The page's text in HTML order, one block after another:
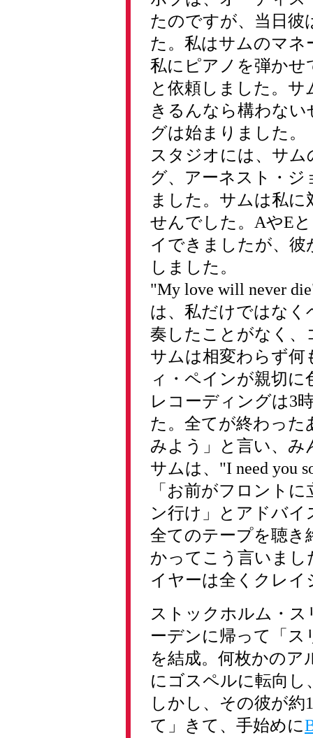
たのですが、当日
た。私はサムのマ
私にピアノを弾か
と依頼しました。
きるんなら構わな
グは始まりました。
スタジオには、サ
グ、アーネスト・
ました。サムは私
せんでした。AやE
イできましたが、彼
しました。
"My love will never
は、私だけではなく
奏したことがなく、
サムは相変わらず
ィ・ペインが親切
レコーディングは3
た。全てが終わった
みよう」と言い、
サムは、"I need you
「お前がフロント
ン行け」とアドバ
全てのテープを聴き
かってこう言いま
イヤーは全くクレイ
ストックホルム・
ーデンに帰って「
を結成。何枚かのア
にゴスペルに転向
しかし、その彼が
て」きて、手始めに